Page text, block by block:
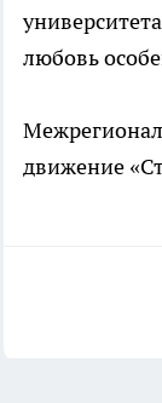
любовь
движение